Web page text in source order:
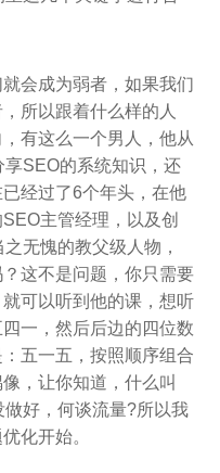
会成为弱者，如果我们
所以跟着什么样的人
有这么一个男人，他从
SEO的系统知识，还
经过了6个年头，在他
主管经理，以及创
无愧的教父级人物，
这不是问题，你只需要
可以听到他的课，想听
一，然后后边的四位数
五一五，按照顺序组合
，让你知道，什么叫
好，何谈流量?所以我
化开始。